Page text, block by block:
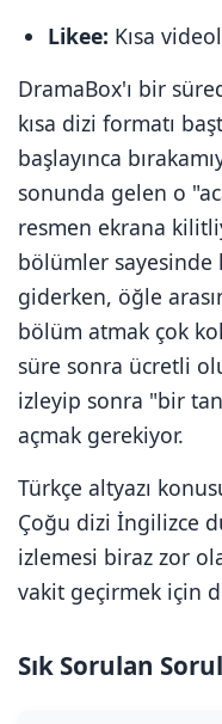
Likee: Kısa
DramaBox'ı bir
kısa dizi formatı
başlayınca
sonunda gelen o
resmen ekrana
bölümler sayesinde
giderken, öğle
bölüm atmak çok
süre sonra ücretli
izleyip sonra "bir
açmak gerekiyor.
Türkçe altyazı
Çoğu dizi İngilizce
izlemesi biraz zor
vakit geçirmek için
Sık Sorulan